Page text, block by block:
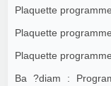
Plaquette
Plaquette
Plaquette
Ba ?diam :